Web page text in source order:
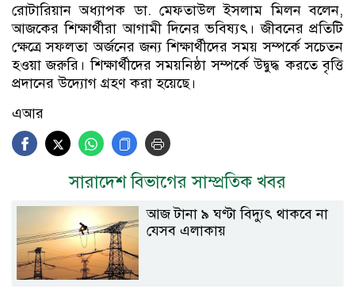
রোটারিয়ান অধ্যাপক ডা. মেফতাউল ইসলাম মিলন বলেন,
আজকের শিক্ষার্থীরা আগামী দিনের ভবিষ্যৎ। জীবনের প্রতিটি
ক্ষেত্রে সফলতা অর্জনের জন্য শিক্ষার্থীদের সময় সম্পর্কে সচেতন
হওয়া জরুরি। শিক্ষার্থীদের সময়নিষ্ঠা সম্পর্কে উদ্বুদ্ধ করতে বৃত্তি
প্রদানের উদ্যোগ গ্রহণ করা হয়েছে।
এআর
সারাদেশ বিভাগের সাম্প্রতিক খবর
আজ টানা ৯ ঘণ্টা বিদ্যুৎ থাকবে না
যেসব এলাকায়